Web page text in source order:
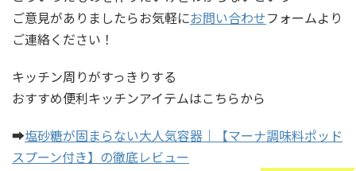
ご意見がありましたらお気軽にお問い合わせフォームより
ご連絡ください！
キッチン周りがすっきりする
おすすめ便利キッチンアイテムはこちらから
➡塩砂糖が固まらない大人気容器｜【マーナ調味料ポッド
スプーン付き】の徹底レビュー